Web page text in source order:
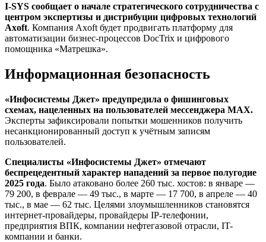
I-SYS сообщает о начале стратегического сотрудничества с
центром экспертизы и дистрибуции цифровых технологий
Axoft. Компания Axoft будет продвигать платформу для
автоматизации бизнес-процессов DocTrix и цифрового
помощника «Матрешка».
Информационная безопасность
«Инфосистемы Джет» предупредила о фишинговых
схемах, нацеленных на пользователей мессенджера MAX.
Эксперты зафиксировали попытки мошенников получить
несанкционированный доступ к учётным записям
пользователей.
Специалисты «Инфосистемы Джет» отмечают
беспрецедентный характер нападений за первое полугодие
2025 года. Было атаковано более 260 тыс. хостов: в январе —
79 200, в феврале — 49 тыс., в марте — 17 700, в апреле — 40
тыс., в мае — 62 тыс. Целями злоумышленников становятся
интернет-провайдеры, провайдеры IP-телефонии,
предприятия ВПК, компании нефтегазовой отрасли, IT-
компании и банки.